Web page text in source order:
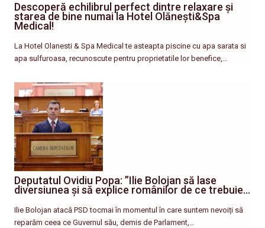
Descoperă echilibrul perfect dintre relaxare și
starea de bine numai la Hotel Olănești&Spa
Medical!
La Hotel Olanesti & Spa Medical te asteapta piscine cu apa sarata si
apa sulfuroasa, recunoscute pentru proprietatile lor benefice,…
Deputatul Ovidiu Popa: ”Ilie Bolojan să lase
diversiunea și să explice românilor de ce trebuie…
Ilie Bolojan atacă PSD tocmai în momentul în care suntem nevoiți să
reparăm ceea ce Guvernul său, demis de Parlament,…